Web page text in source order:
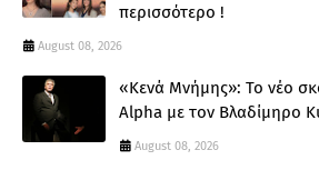
περισσότερο !
August 08, 2026
«Κενά Μνήμης»: Το νέο
Alpha με τον Βλαδίμηρο
August 08, 2026